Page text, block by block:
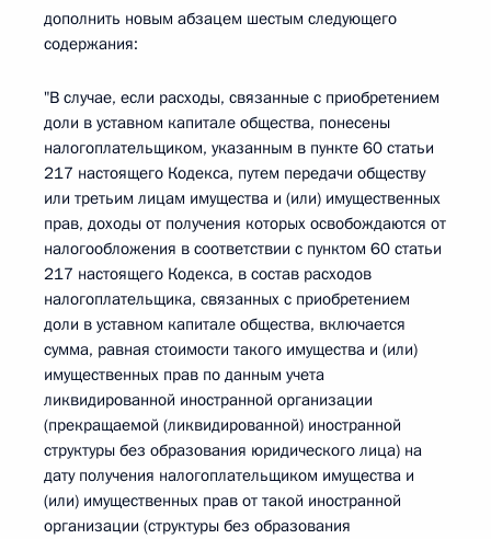
дополнить новым абзацем шестым следующего
содержания:
"В случае, если расходы, связанные с приобретением
доли в уставном капитале общества, понесены
налогоплательщиком, указанным в пункте 60 статьи
217 настоящего Кодекса, путем передачи обществу
или третьим лицам имущества и (или) имущественных
прав, доходы от получения которых освобождаются от
налогообложения в соответствии с пунктом 60 статьи
217 настоящего Кодекса, в состав расходов
налогоплательщика, связанных с приобретением
доли в уставном капитале общества, включается
сумма, равная стоимости такого имущества и (или)
имущественных прав по данным учета
ликвидированной иностранной организации
(прекращаемой (ликвидированной) иностранной
структуры без образования юридического лица) на
дату получения налогоплательщиком имущества и
(или) имущественных прав от такой иностранной
организации (структуры без образования